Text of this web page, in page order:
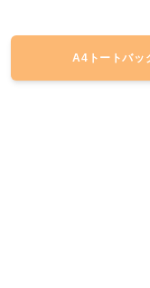
A4トートバ